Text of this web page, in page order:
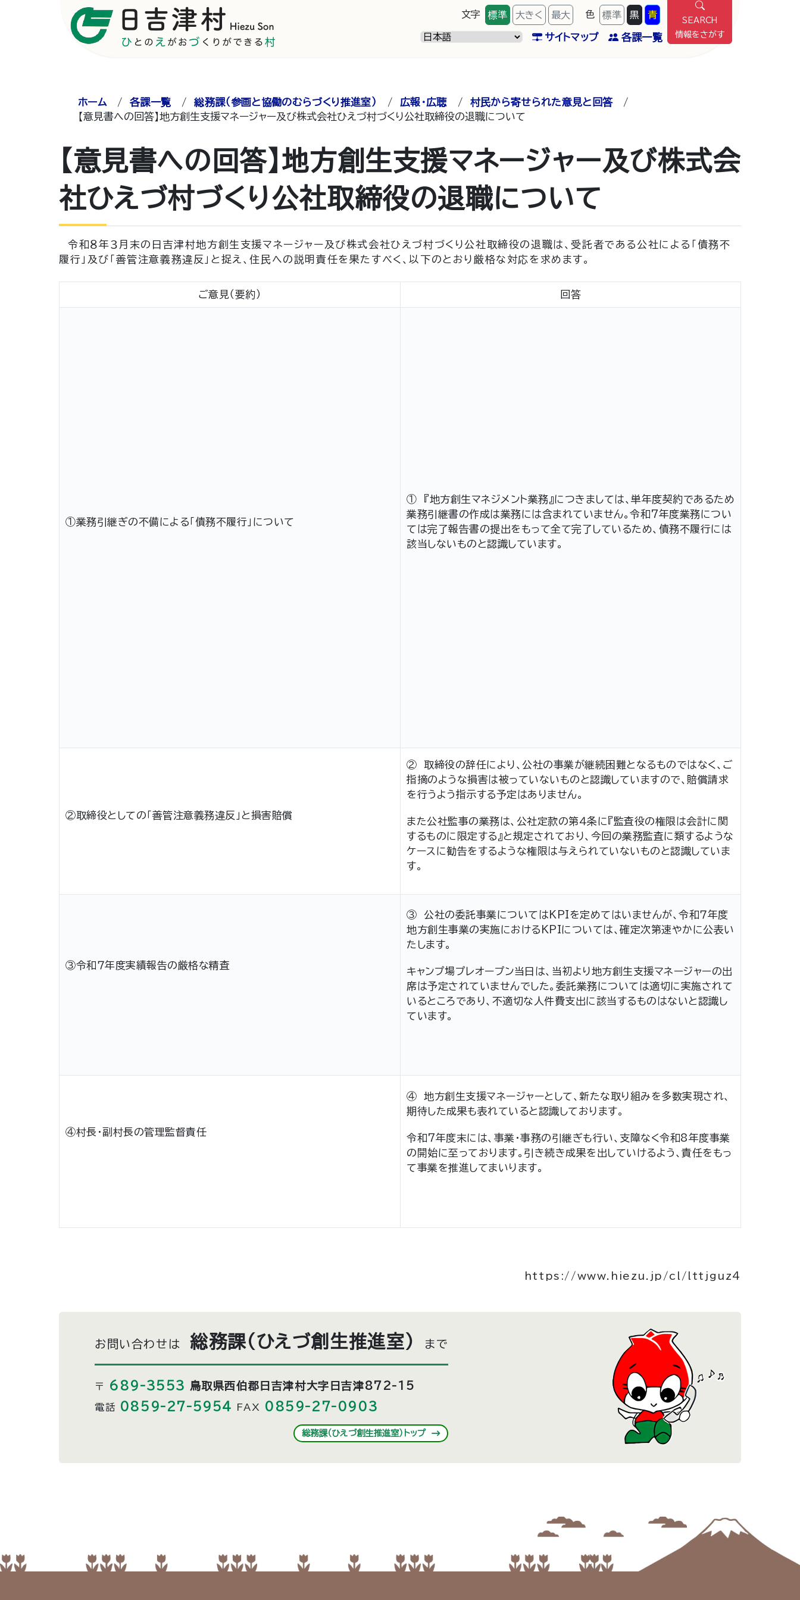
文字 標準 大きく 最大 色 標準 黒 青
サイトマップ 各課一覧
SEARCH
情報をさがす
ホーム /各課一覧 /総務課（参画と協働のむらづくり推進室） / 広報・広聴/ 村民から寄せられた意見と回答/
【意見書への回答】地方創生支援マネージャー及び株式会社ひえづ村づくり公社取締役の退職について
【意見書への回答】地方創生支援マネージャー及び株式会
社ひえづ村づくり公社取締役の退職について
令和８年３月末の日吉津村地方創生支援マネージャー及び株式会社ひえづ村づくり公社取締役の退職は、受託者である公社による「債務不
履行」及び「善管注意義務違反」と捉え、住民への説明責任を果たすべく、以下のとおり厳格な対応を求めます。
ご意見（要約） 回答
①業務引継ぎの不備による「債務不履行」について
① 『地方創生マネジメント業務』につきましては、単年度契約であるため
業務引継書の作成は業務には含まれていません。令和7年度業務につい
ては完了報告書の提出をもって全て完了しているため、債務不履行には
該当しないものと認識しています。
②取締役としての「善管注意義務違反」と損害賠償
② 取締役の辞任により、公社の事業が継続困難となるものではなく、ご
指摘のような損害は被っていないものと認識していますので、賠償請求
を行うよう指示する予定はありません。
また公社監事の業務は、公社定款の第４条に『監査役の権限は会計に関
するものに限定する』と規定されており、今回の業務監査に類するような
ケースに勧告をするような権限は与えられていないものと認識していま
す。
③令和７年度実績報告の厳格な精査
③ 公社の委託事業についてはKPIを定めてはいませんが、令和７年度
地方創生事業の実施におけるKPIについては、確定次第速やかに公表い
たします。
キャンプ場プレオープン当日は、当初より地方創生支援マネージャーの出
席は予定されていませんでした。委託業務については適切に実施されて
いるところであり、不適切な人件費支出に該当するものはないと認識し
ています。
④村長・副村長の管理監督責任
④ 地方創生支援マネージャーとして、新たな取り組みを多数実現され、
期待した成果も表れていると認識しております。
令和7年度末には、事業・事務の引継ぎも行い、支障なく令和8年度事業
の開始に至っております。引き続き成果を出していけるよう、責任をもっ
て事業を推進してまいります。
https://www.hiezu.jp/cl/lttjguz4
お問い合わせは 総務課（ひえづ創生推進室） まで
〒 689-3553 鳥取県西伯郡日吉津村大字日吉津872-15
電話 0859-27-5954 FAX 0859-27-0903
総務課（ひえづ創生推進室）トップ